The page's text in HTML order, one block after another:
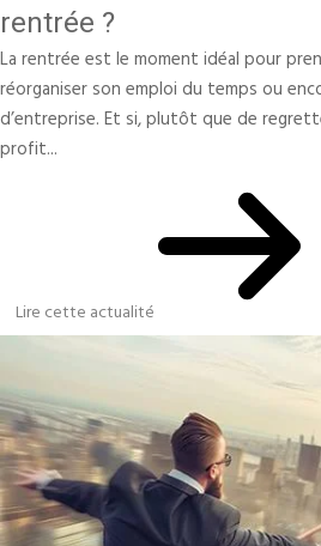
rentrée ?
La rentrée est le moment idéal pour
réorganiser son emploi du temps ou
d’entreprise. Et si, plutôt que de
profit...
Lire cette actualité